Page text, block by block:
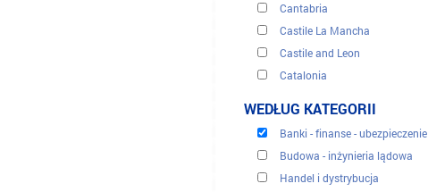
Cantabria
Castile La Mancha
Castile and Leon
Catalonia
Community of Navarre
Madrid Region
WEDŁUG KATEGORII
Banki - finanse - ubezpieczenie
Budowa - inżynieria lądowa
Handel i dystrybucja